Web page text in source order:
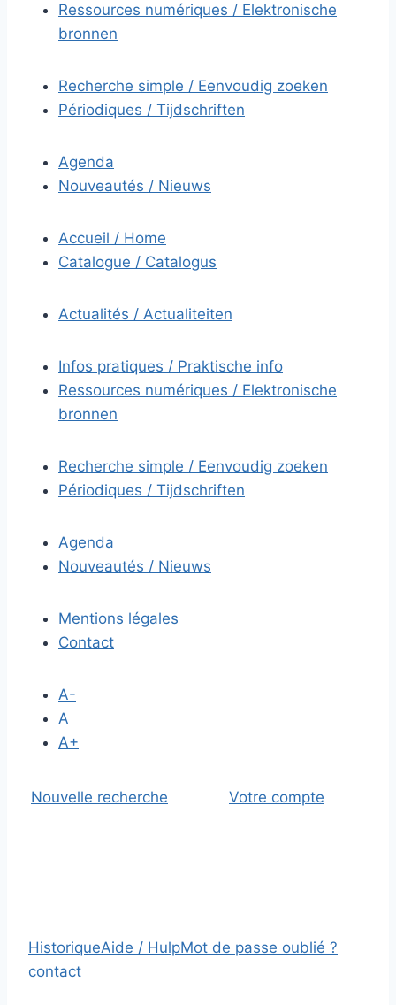
Ressources numériques / Elektronische
bronnen
Recherche simple / Eenvoudig zoeken
Périodiques / Tijdschriften
Agenda
Nouveautés / Nieuws
Accueil / Home
Catalogue / Catalogus
Actualités / Actualiteiten
Infos pratiques / Praktische info
Ressources numériques / Elektronische
bronnen
Recherche simple / Eenvoudig zoeken
Périodiques / Tijdschriften
Agenda
Nouveautés / Nieuws
Mentions légales
Contact
A-
A
A+
Nouvelle recherche Votre compte
HistoriqueAide / HulpMot de passe oublié ?
contact